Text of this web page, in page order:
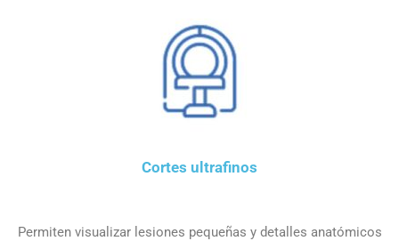
Cortes ultrafinos
Permiten visualizar lesiones pequeñas y detalles anatómicos